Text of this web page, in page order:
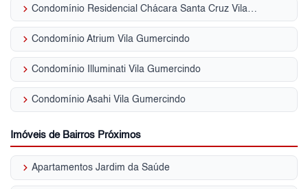
keyboard_arrow_right Condomínio Residencial Chácara Santa Cruz Vila Gumercindo
keyboard_arrow_right Condomínio Atrium Vila Gumercindo
keyboard_arrow_right Condomínio Illuminati Vila Gumercindo
keyboard_arrow_right Condomínio Asahi Vila Gumercindo
Imóveis de Bairros Próximos
keyboard_arrow_right Apartamentos Jardim da Saúde